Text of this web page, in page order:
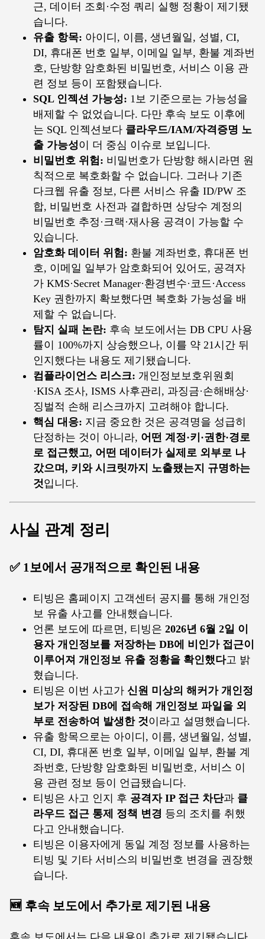
근, 데이터 조회·수정 쿼리 실행 정황이 제기됐
습니다.
유출 항목: 아이디, 이름, 생년월일, 성별, CI,
DI, 휴대폰 번호 일부, 이메일 일부, 환불 계좌번
호, 단방향 암호화된 비밀번호, 서비스 이용 관
련 정보 등이 포함됐습니다.
SQL 인젝션 가능성: 1보 기준으로는 가능성을
배제할 수 없었습니다. 다만 후속 보도 이후에
는 SQL 인젝션보다 클라우드/IAM/자격증명 노
출 가능성이 더 중심 이슈로 보입니다.
비밀번호 위험: 비밀번호가 단방향 해시라면 원
칙적으로 복호화할 수 없습니다. 그러나 기존
다크웹 유출 정보, 다른 서비스 유출 ID/PW 조
합, 비밀번호 사전과 결합하면 상당수 계정의
비밀번호 추정·크랙·재사용 공격이 가능할 수
있습니다.
암호화 데이터 위험: 환불 계좌번호, 휴대폰 번
호, 이메일 일부가 암호화되어 있어도, 공격자
가 KMS·Secret Manager·환경변수·코드·Access
Key 권한까지 확보했다면 복호화 가능성을 배
제할 수 없습니다.
탐지 실패 논란: 후속 보도에서는 DB CPU 사용
률이 100%까지 상승했으나, 이를 약 21시간 뒤
인지했다는 내용도 제기됐습니다.
컴플라이언스 리스크: 개인정보보호위원회
·KISA 조사, ISMS 사후관리, 과징금·손해배상·
징벌적 손해 리스크까지 고려해야 합니다.
핵심 대응: 지금 중요한 것은 공격명을 성급히
단정하는 것이 아니라, 어떤 계정·키·권한·경로
로 접근했고, 어떤 데이터가 실제로 외부로 나
갔으며, 키와 시크릿까지 노출됐는지 규명하는
것입니다.
사실 관계 정리
✅ 1보에서 공개적으로 확인된 내용
티빙은 홈페이지 고객센터 공지를 통해 개인정
보 유출 사고를 안내했습니다.
언론 보도에 따르면, 티빙은 2026년 6월 2일 이
용자 개인정보를 저장하는 DB에 비인가 접근이
이루어져 개인정보 유출 정황을 확인했다고 밝
혔습니다.
티빙은 이번 사고가 신원 미상의 해커가 개인정
보가 저장된 DB에 접속해 개인정보 파일을 외
부로 전송하여 발생한 것이라고 설명했습니다.
유출 항목으로는 아이디, 이름, 생년월일, 성별,
CI, DI, 휴대폰 번호 일부, 이메일 일부, 환불 계
좌번호, 단방향 암호화된 비밀번호, 서비스 이
용 관련 정보 등이 언급됐습니다.
티빙은 사고 인지 후 공격자 IP 접근 차단과 클
라우드 접근 통제 정책 변경 등의 조치를 취했
다고 안내했습니다.
티빙은 이용자에게 동일 계정 정보를 사용하는
티빙 및 기타 서비스의 비밀번호 변경을 권장했
습니다.
🆕 후속 보도에서 추가로 제기된 내용